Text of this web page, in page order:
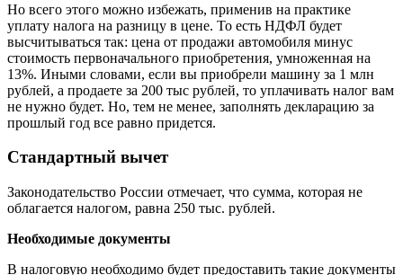
Но всего этого можно избежать, применив на практике
уплату налога на разницу в цене. То есть НДФЛ будет
высчитываться так: цена от продажи автомобиля минус
стоимость первоначального приобретения, умноженная на
13%. Иными словами, если вы приобрели машину за 1 млн
рублей, а продаете за 200 тыс рублей, то уплачивать налог вам
не нужно будет. Но, тем не менее, заполнять декларацию за
прошлый год все равно придется.
Стандартный вычет
Законодательство России отмечает, что сумма, которая не
облагается налогом, равна 250 тыс. рублей.
Необходимые документы
В налоговую необходимо будет предоставить такие документы